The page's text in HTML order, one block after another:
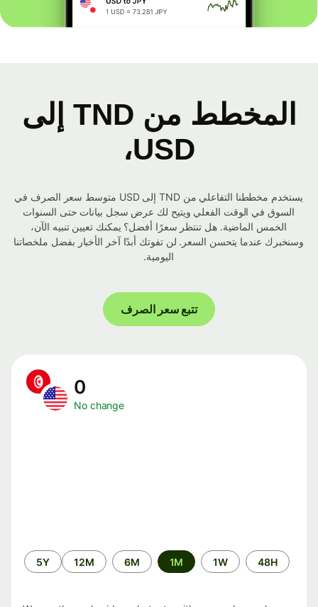
المخطط من TND إلى
USD،
يستخدم مخططنا التفاعلي من TND إلى USD متوسط ​​سعر الصرف في
السوق في الوقت الفعلي ويتيح لك عرض سجل بيانات حتى السنوات
الخمس الماضية. هل تنتظر سعرًا أفضل؟ يمكنك تعيين تنبيه الآن،
وسنخبرك عندما يتحسن السعر. لن تفوتك أبدًا آخر الأخبار بفضل ملخصاتنا
اليومية.
تتبع سعر الصرف
No change
الفترة
الزمنية
48H
1W
1M
6M
12M
5Y